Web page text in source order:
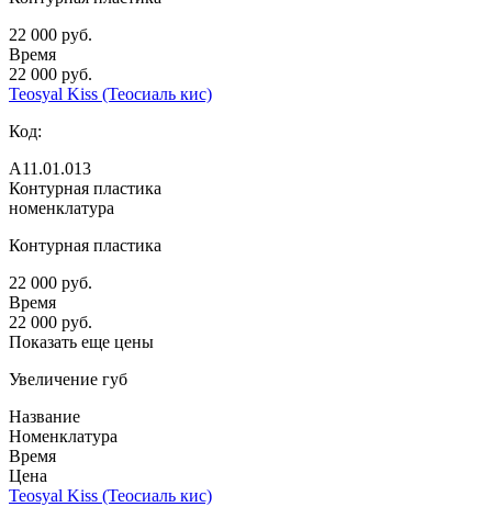
22 000 руб.
Время
22 000 руб.
Teosyal Kiss (Теосиаль кис)
Код:
А11.01.013
Контурная пластика
номенклатура
Контурная пластика
22 000 руб.
Время
22 000 руб.
Показать еще цены
Увеличение губ
Название
Номенклатура
Время
Цена
Teosyal Kiss (Теосиаль кис)